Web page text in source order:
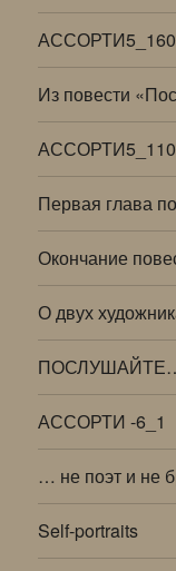
Из повести
Первая глава
Окончание
О двух
ПОСЛУШАЙТЕ…
АССОРТИ -6_1
… не поэт и не
Self-portraits